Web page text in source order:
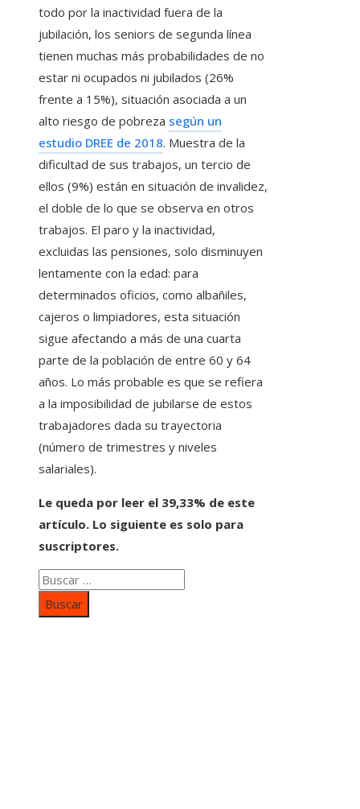
todo por la inactividad fuera de la
jubilación, los seniors de segunda línea
tienen muchas más probabilidades de no
estar ni ocupados ni jubilados (26%
frente a 15%), situación asociada a un
alto riesgo de pobreza según un
estudio DREE de 2018. Muestra de la
dificultad de sus trabajos, un tercio de
ellos (9%) están en situación de invalidez,
el doble de lo que se observa en otros
trabajos. El paro y la inactividad,
excluidas las pensiones, solo disminuyen
lentamente con la edad: para
determinados oficios, como albañiles,
cajeros o limpiadores, esta situación
sigue afectando a más de una cuarta
parte de la población de entre 60 y 64
años. Lo más probable es que se refiera
a la imposibilidad de jubilarse de estos
trabajadores dada su trayectoria
(número de trimestres y niveles
salariales).
Le queda por leer el 39,33% de este
artículo. Lo siguiente es solo para
suscriptores.
Buscar: